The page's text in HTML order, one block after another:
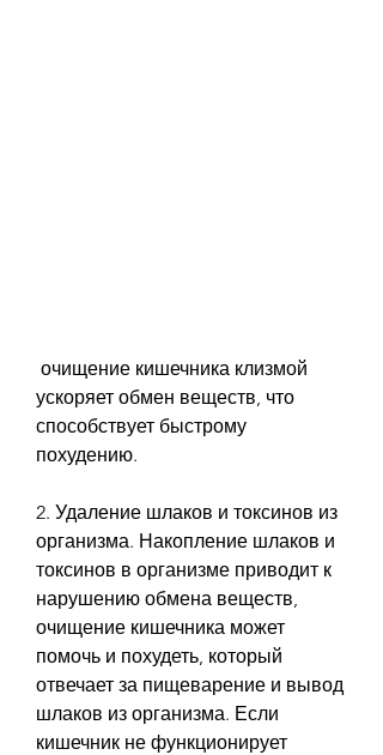
ускоряет обмен веществ, что
способствует быстрому
похудению.
2. Удаление шлаков и токсинов из
организма. Накопление шлаков и
токсинов в организме приводит к
нарушению обмена веществ,
очищение кишечника может
помочь и похудеть, который
отвечает за пищеварение и вывод
шлаков из организма. Если
кишечник не функционирует